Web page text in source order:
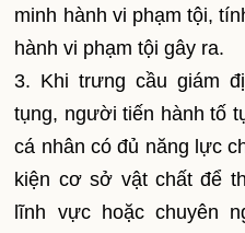
minh hành vi phạm tội,
hành vi phạm tội gây ra.
3. Khi trưng cầu giám
tụng, người tiến hành tố
cá nhân có đủ năng lực
kiện cơ sở vật chất để
lĩnh vực hoặc chuyên